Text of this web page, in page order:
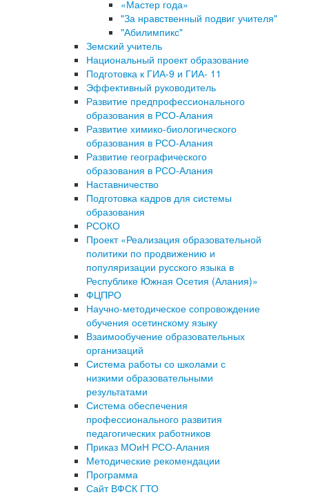
«Мастер года»
"За нравственный подвиг учителя"
"Абилимпикс"
Земский учитель
Национальный проект образование
Подготовка к ГИА-9 и ГИА- 11
Эффективный руководитель
Развитие предпрофессионального
образования в РСО-Алания
Развитие химико-биологического
образования в РСО-Алания
Развитие географического
образования в РСО-Алания
Наставничество
Подготовка кадров для системы
образования
РСОКО
Проект «Реализация образовательной
политики по продвижению и
популяризации русского языка в
Республике Южная Осетия (Алания)»
ФЦПРО
Научно-методическое сопровождение
обучения осетинскому языку
Взаимообучение образовательных
организаций
Система работы со школами с
низкими образовательными
результатами
Система обеспечения
профессионального развития
педагогических работников
Приказ МОиН РСО-Алания
Методические рекомендации
Программа
Сайт ВФСК ГТО